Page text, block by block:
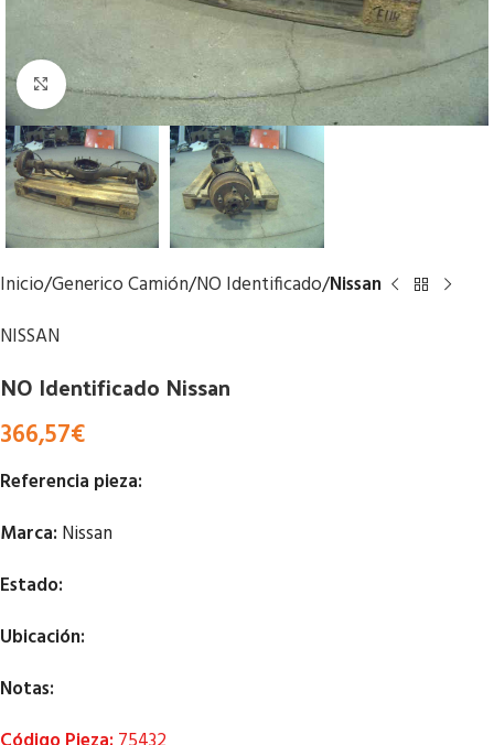
Click to enlarge
Inicio Generico Camión NO Identificado Nissan
NISSAN
NO Identificado Nissan
366,57€
Referencia pieza:
Marca: Nissan
Estado:
Ubicación:
Notas: